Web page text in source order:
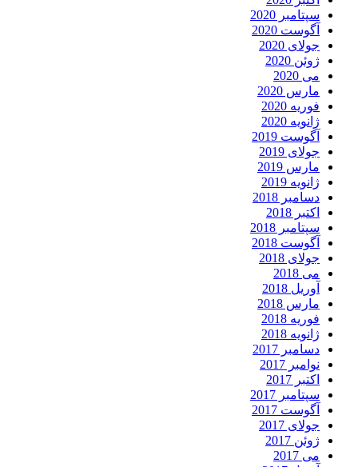
سپتامبر 2020
آگوست 2020
جولای 2020
ژوئن 2020
می 2020
مارس 2020
فوریه 2020
ژانویه 2020
آگوست 2019
جولای 2019
مارس 2019
ژانویه 2019
دسامبر 2018
اکتبر 2018
سپتامبر 2018
آگوست 2018
جولای 2018
می 2018
آوریل 2018
مارس 2018
فوریه 2018
ژانویه 2018
دسامبر 2017
نوامبر 2017
اکتبر 2017
سپتامبر 2017
آگوست 2017
جولای 2017
ژوئن 2017
می 2017